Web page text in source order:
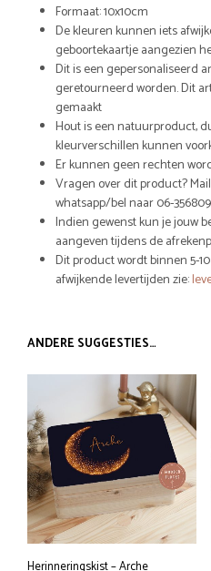
Formaat: 10x10cm
De kleuren kunnen iets
geboortekaartje aangezien
Dit is een gepersonaliseerd
geretourneerd worden. Dit
gemaakt
Hout is een natuurproduct,
kleurverschillen kunnen
Er kunnen geen rechten
Vragen over dit product?
whatsapp/bel naar 06-
Indien gewenst kun je jouw
aangeven tijdens de
Dit product wordt binnen 5-
afwijkende levertijden zie:
ANDERE SUGGESTIES…
Herinneringskist – Arche